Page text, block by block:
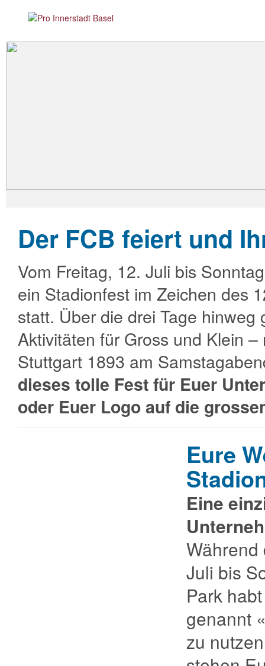
Der FCB feiert und
Vom Freitag, 12. Juli bis
ein Stadionfest im Zeichen des
statt. Über die drei Tage
Aktivitäten für Gross und Klein
Stuttgart 1893 am
dieses tolle Fest für Euer
oder Euer Logo auf die
Eure
Eine
Während
Juli bis
Park
genannt
zu